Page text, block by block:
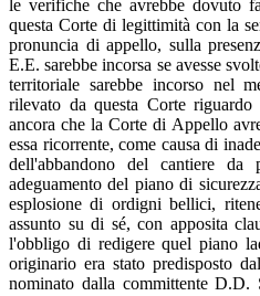
le verifiche che avrebbe dovuto
questa Corte di legittimità con la
pronuncia di appello, sulla
E.E. sarebbe incorsa se avesse
territoriale sarebbe incorso nel
rilevato da questa Corte riguardo
ancora che la Corte di Appello
essa ricorrente, come causa di
dell'abbandono del cantiere
adeguamento del piano di
esplosione di ordigni bellici,
assunto su di sé, con apposita
l'obbligo di redigere quel piano
originario era stato predisposto
nominato dalla committente D.D.